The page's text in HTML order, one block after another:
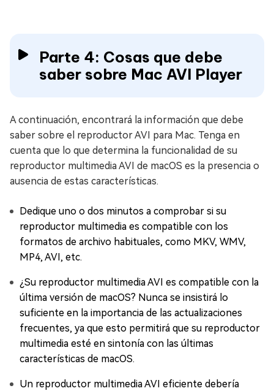
Parte 4: Cosas que debe
saber sobre Mac AVI Player
A continuación, encontrará la información que debe
saber sobre el reproductor AVI para Mac. Tenga en
cuenta que lo que determina la funcionalidad de su
reproductor multimedia AVI de macOS es la presencia o
ausencia de estas características.
Dedique uno o dos minutos a comprobar si su
reproductor multimedia es compatible con los
formatos de archivo habituales, como MKV, WMV,
MP4, AVI, etc.
¿Su reproductor multimedia AVI es compatible con la
última versión de macOS? Nunca se insistirá lo
suficiente en la importancia de las actualizaciones
frecuentes, ya que esto permitirá que su reproductor
multimedia esté en sintonía con las últimas
características de macOS.
Un reproductor multimedia AVI eficiente debería